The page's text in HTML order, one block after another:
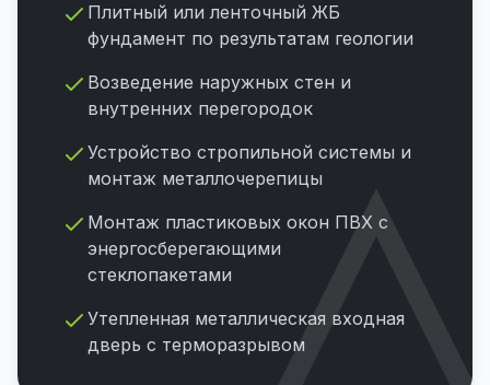
Плитный или ленточный ЖБ
фундамент по результатам геологии
Возведение наружных стен и
внутренних перегородок
Устройство стропильной системы и
монтаж металлочерепицы
Монтаж пластиковых окон ПВХ с
энергосберегающими
стеклопакетами
Утепленная металлическая входная
дверь с терморазрывом